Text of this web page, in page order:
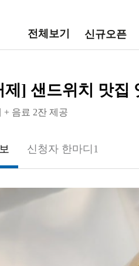
전체보기 신규오픈
제] 샌드위치 맛집
+ 음료 2잔 제공
신청자 한마디 1